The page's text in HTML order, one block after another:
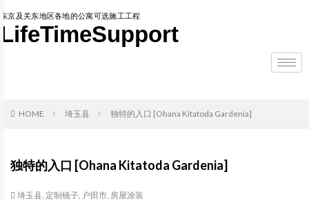
东京及关东地区各地的公寓可选施工工程
LifeTimeSupport
HOME 埼玉县 独特的入口 [Ohana Kitatoda Gardenia]
独特的入口 [Ohana Kitatoda Gardenia]
埼玉县, 定制镜子, 户田市, 房屋涂装